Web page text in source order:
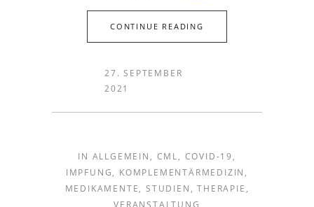
CONTINUE READING
27. SEPTEMBER
2021
IN ALLGEMEIN , CML, COVID-19 ,
IMPFUNG, KOMPLEMENTÄRMEDIZIN ,
MEDIKAMENTE, STUDIEN ,THERAPIE ,
VERANSTALTUNG